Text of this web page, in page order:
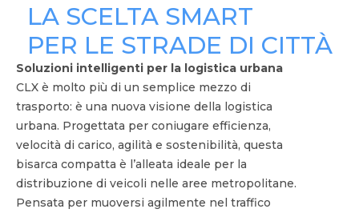
LA SCELTA SMART
PER LE STRADE DI CITTÀ
Soluzioni intelligenti per la logistica urbana
CLX è molto più di un semplice mezzo di
trasporto: è una nuova visione della logistica
urbana. Progettata per coniugare efficienza,
velocità di carico, agilità e sostenibilità, questa
bisarca compatta è l’alleata ideale per la
distribuzione di veicoli nelle aree metropolitane.
Pensata per muoversi agilmente nel traffico